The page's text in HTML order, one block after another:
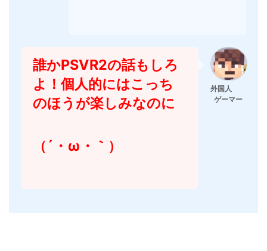
誰かPSVR2の話もしろ
よ！個人的にはこっち
のほうが楽しみなのに
（´・ω・｀）
外国人
ゲーマー